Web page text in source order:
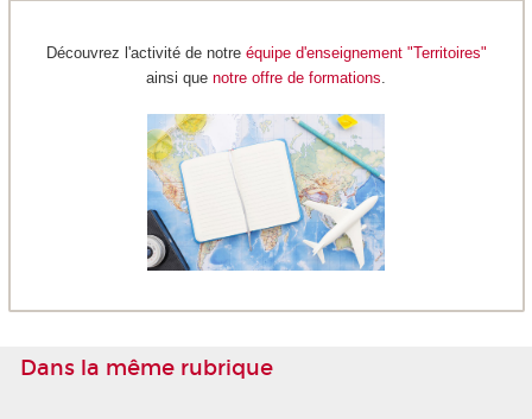
Découvrez l'activité de notre équipe d'enseignement "Territoires"
ainsi que notre offre de formations.
Dans la même rubrique